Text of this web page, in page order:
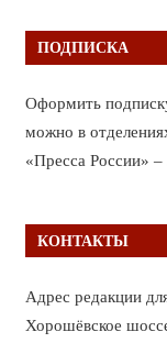
ПОДПИСКА
Оформить
можно в
«Пресса России» –
КОНТАКТЫ
Адрес редакции
Хорошёвское